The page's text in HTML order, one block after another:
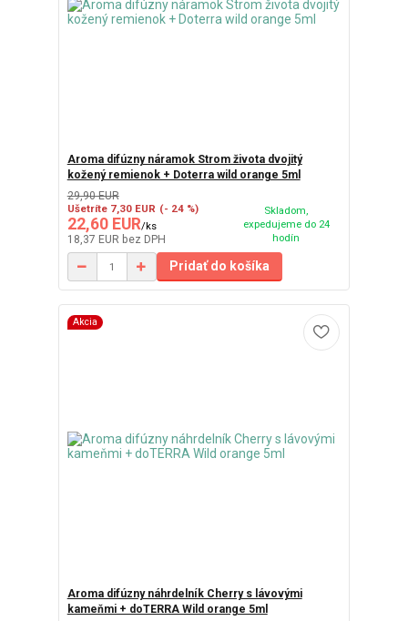
Aroma difúzny náramok Strom života dvojitý
kožený remienok + Doterra wild orange 5ml
29,90 EUR
Ušetríte 7,30 EUR (- 24 %)
22,60 EUR/ks
18,37 EUR bez DPH
Skladom,
expedujeme do 24
hodín
Pridať do košíka
Akcia
Aroma difúzny náhrdelník Cherry s lávovými
kameňmi + doTERRA Wild orange 5ml